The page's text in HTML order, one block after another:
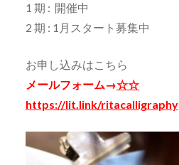
1 期 : 開催中
2 期 : 1月スタート募集中
お申し込みはこちら
メールフォーム→☆☆
https://lit.link/ritacalligraphy